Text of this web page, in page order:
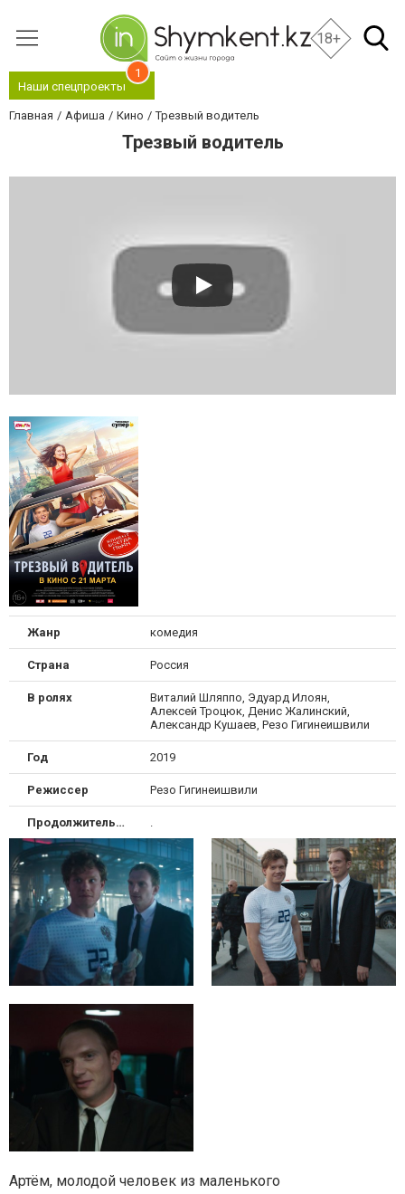
18+
Наши спецпроекты
1
Главная Афиша Кино Трезвый водитель
Трезвый водитель
Жанр комедия
Страна Россия
В ролях
Виталий Шляппо, Эдуард Илоян,
Алексей Троцюк, Денис Жалинский,
Александр Кушаев, Резо Гигинеишвили
Год 2019
Режиссер Резо Гигинеишвили
Продолжительность
Артём, молодой человек из маленького